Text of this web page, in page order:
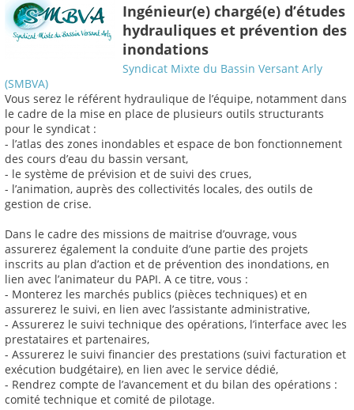
Ingénieur(e) chargé(e) d’études
hydrauliques et prévention des
inondations
Syndicat Mixte du Bassin Versant Arly
(SMBVA)
Vous serez le référent hydraulique de l’équipe, notamment dans
le cadre de la mise en place de plusieurs outils structurants
pour le syndicat :
- l’atlas des zones inondables et espace de bon fonctionnement
des cours d’eau du bassin versant,
- le système de prévision et de suivi des crues,
- l’animation, auprès des collectivités locales, des outils de
gestion de crise.
Dans le cadre des missions de maitrise d’ouvrage, vous
assurerez également la conduite d’une partie des projets
inscrits au plan d’action et de prévention des inondations, en
lien avec l’animateur du PAPI. A ce titre, vous :
- Monterez les marchés publics (pièces techniques) et en
assurerez le suivi, en lien avec l’assistante administrative,
- Assurerez le suivi technique des opérations, l’interface avec les
prestataires et partenaires,
- Assurerez le suivi financier des prestations (suivi facturation et
exécution budgétaire), en lien avec le service dédié,
- Rendrez compte de l’avancement et du bilan des opérations :
comité technique et comité de pilotage.